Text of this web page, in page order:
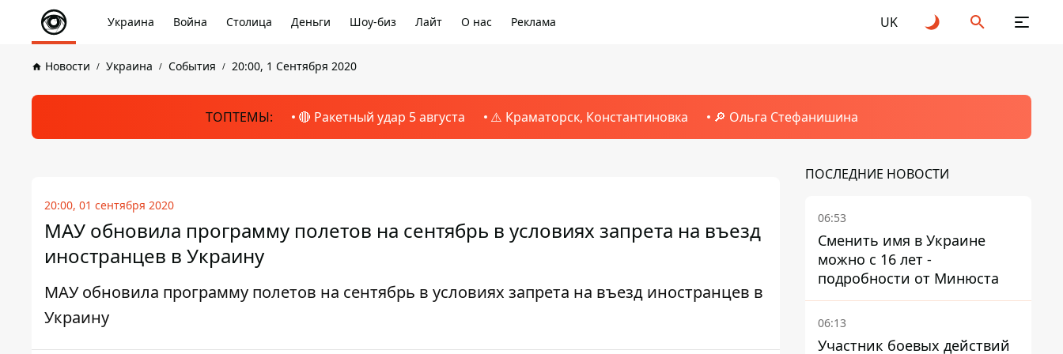
Украина Война Столица Деньги Шоу-биз Лайт О нас Реклама UK
Новости Украина События 20:00, 1 Сентября 2020
ТОПТЕМЫ: 🔴 Ракетный удар 5 августа ⚠️ Краматорск, Константиновка 🔎 Ольга Стефанишина
20:00, 01 сентября 2020
МАУ обновила программу полетов на сентябрь в условиях запрета на въезд
иностранцев в Украину
МАУ обновила программу полетов на сентябрь в условиях запрета на въезд иностранцев в
Украину
ПОСЛЕДНИЕ НОВОСТИ
06:53
Сменить имя в Украине
можно с 16 лет -
подробности от Минюста
06:13
Участник боевых действий